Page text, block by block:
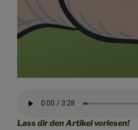
Lass dir den Artikel vorlesen!